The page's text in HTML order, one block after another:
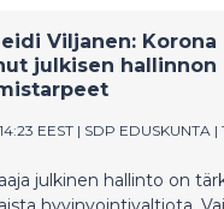
Viljanen: Korona
julkisen hallinnon
EEST | SDP EDUSKUNTA |
julkinen hallinto on